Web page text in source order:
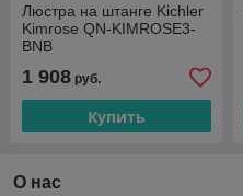
Люстра на штанге Kichler
Kimrose QN-KIMROSE3-
BNB
1 908 руб.
Купить
О нас